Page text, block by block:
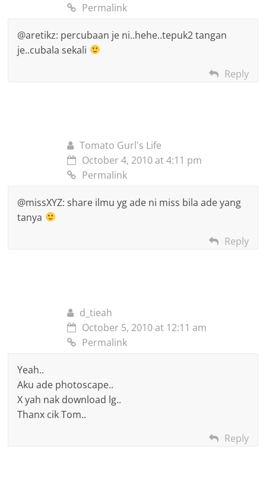
Permalink
@aretikz: percubaan je ni..hehe..tepuk2 tangan
je..cubala sekali
Reply
Tomato Gurl's Life
October 4, 2010 at 4:11 pm
Permalink
@missXYZ: share ilmu yg ade ni miss bila ade yang
tanya
Reply
d_tieah
October 5, 2010 at 12:11 am
Permalink
Yeah..
Aku ade photoscape..
X yah nak download lg..
Thanx cik Tom..
Reply